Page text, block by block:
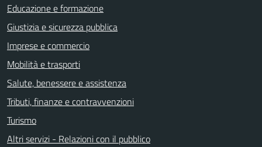
Educazione e formazione
Giustizia e sicurezza pubblica
Imprese e commercio
Mobilità e trasporti
Salute, benessere e assistenza
Tributi, finanze e contravvenzioni
Turismo
Altri servizi - Relazioni con il pubblico